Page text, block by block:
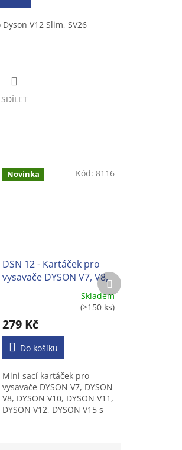
V12 Slim, SV26
SDÍLET
Novinka
DSN 12 - Kartáček pro
vysavače DYSON V7, V8,
V10, V11, V12, V15 s
jemnými štětinkami
produktu
je
3,5
z
5
hvězdiček.
Skladem
(>150 ks)
279 Kč
Do košíku
Mini sací kartáček pro
vysavače DYSON V7, DYSON
V8, DYSON V10, DYSON V11,
DYSON V12, DYSON V15 s
Kód: 8116
Další
produkt